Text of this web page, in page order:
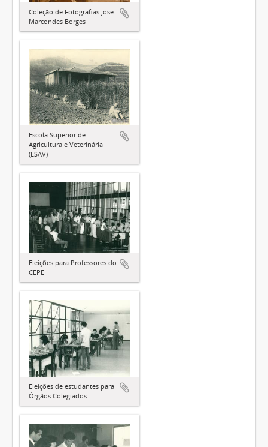
Coleção de Fotografias José
Marcondes Borges
Escola Superior de
Agricultura e Veterinária
(ESAV)
Eleições para Professores do
CEPE
Eleições de estudantes para
Órgãos Colegiados